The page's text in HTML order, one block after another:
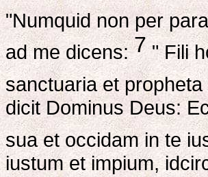
"Numquid non per
ad me dicens:7" Fili
sanctuaria et
dicit Dominus Deus:
sua et occidam in te
iustum et impium,